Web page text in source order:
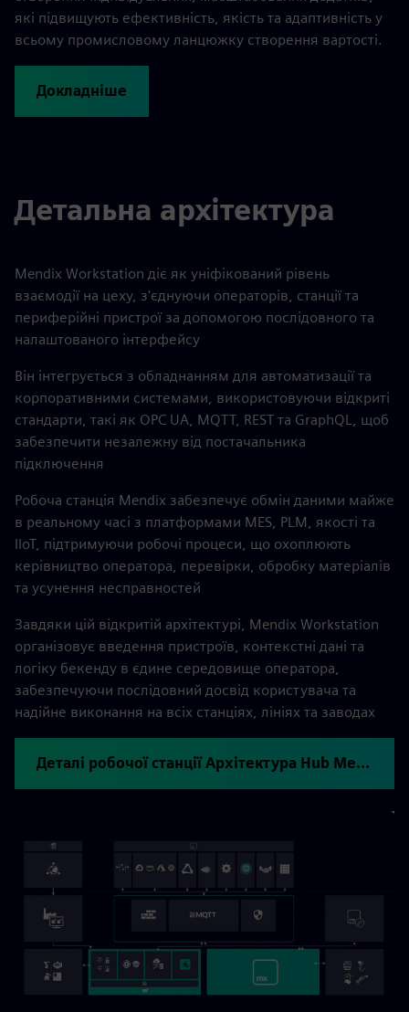
які підвищують ефективність, якість та адаптивність у
всьому промисловому ланцюжку створення вартості.
Докладніше
Детальна архітектура
Mendix Workstation діє як уніфікований рівень
взаємодії на цеху, з'єднуючи операторів, станції та
периферійні пристрої за допомогою послідовного та
налаштованого інтерфейсу
Він інтегрується з обладнанням для автоматизації та
корпоративними системами, використовуючи відкриті
стандарти, такі як OPC UA, MQTT, REST та GraphQL, щоб
забезпечити незалежну від постачальника
підключення
Робоча станція Mendix забезпечує обмін даними майже
в реальному часі з платформами MES, PLM, якості та
IIoT, підтримуючи робочі процеси, що охоплюють
керівництво оператора, перевірки, обробку матеріалів
та усунення несправностей
Завдяки цій відкритій архітектурі, Mendix Workstation
організовує введення пристроїв, контекстні дані та
логіку бекенду в єдине середовище оператора,
забезпечуючи послідовний досвід користувача та
надійне виконання на всіх станціях, лініях та заводах
Деталі робочої станції Архітектура Hub Mendix